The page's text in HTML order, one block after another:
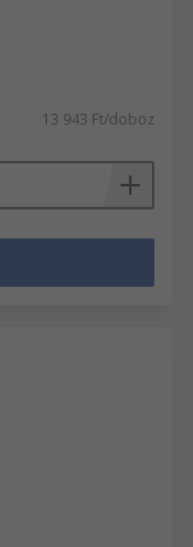
13 943 Ft/doboz